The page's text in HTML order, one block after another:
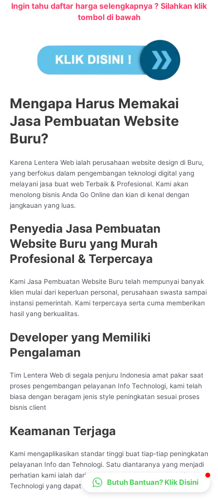
Ingin tahu daftar harga selengkapnya ? Silahkan klik
tombol di bawah
Mengapa Harus Memakai
Jasa Pembuatan Website
Buru?
Karena Lentera Web ialah perusahaan website design di Buru,
yang berfokus dalam pengembangan teknologi digital yang
melayani jasa buat web Terbaik & Profesional. Kami akan
menolong bisnis Anda Go Online dan kian di kenal dengan
jangkauan yang luas.
Penyedia Jasa Pembuatan
Website Buru yang Murah
Profesional & Terpercaya
Kami Jasa Pembuatan Website Buru telah mempunyai banyak
klien mulai dari keperluan personal, perusahaan swasta sampai
instansi pemerintah. Kami terpercaya serta cuma memberikan
hasil yang berkualitas.
Developer yang Memiliki
Pengalaman
Tim Lentera Web di segala penjuru Indonesia amat pakar saat
proses pengembangan pelayanan Info Technologi, kami telah
biasa dengan beragam jenis style peningkatan sesuai proses
bisnis client
Keamanan Terjaga
Kami mengaplikasikan standar tinggi buat tiap-tiap peningkatan
pelayanan Info dan Tehnologi. Satu diantaranya yang menjadi
perhatian kami ialah dari sudut keamanan pelayanan Info
Technologi yang dapat kami samakan dengan keperluan client.
CS Lenteraweb
Online
Butuh Bantuan? Klik Disini